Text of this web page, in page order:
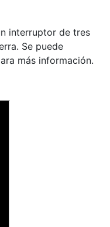
interruptor de tres
Se puede
más información.